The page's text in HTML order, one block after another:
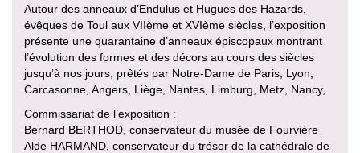
Autour des anneaux d’Endulus et Hugues des Hazards,
évêques de Toul aux VIIème et XVIème siècles, l’exposition
présente une quarantaine d’anneaux épiscopaux montrant
l’évolution des formes et des décors au cours des siècles
jusqu’à nos jours, prêtés par Notre-Dame de Paris, Lyon,
Carcasonne, Angers, Liège, Nantes, Limburg, Metz, Nancy,
Commissariat de l’exposition :
Bernard BERTHOD, conservateur du musée de Fourvière
Alde HARMAND, conservateur du trésor de la cathédrale de